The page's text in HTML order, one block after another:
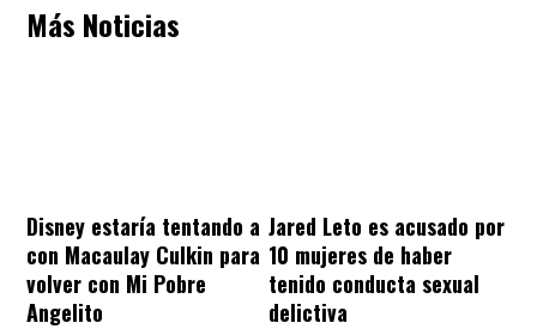
Más Noticias
Disney estaría tentando a
con Macaulay Culkin para
volver con Mi Pobre
Angelito
Jared Leto es acusado por
10 mujeres de haber
tenido conducta sexual
delictiva